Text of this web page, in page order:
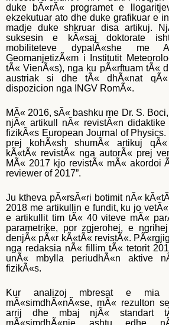
duke bÃ«rÃ« programet e
ekzekutuar ato dhe duke grafikuar e
madje duke shkruar disa artikuj.
suksesin e kÃ«saj doktorate
mobiliteteve dypalÃ«she me
GeomanjetizÃ«m i Institutit
tÃ« VienÃ«s), nga ku pÃ«rftuam tÃ«
austriak si dhe tÃ« dhÃ«nat
dispozicion nga INGV RomÃ«.
MÃ« 2016, sÃ« bashku me Dr. S.
njÃ« artikull nÃ« revistÃ«n
fizikÃ«s European Journal of
prej kohÃ«sh shumÃ« artikuj
kÃ«tÃ« revistÃ« nga autorÃ« prej
MÃ« 2017 kjo revistÃ« mÃ« akordoi
reviewer of 2017”.
Ju ktheva pÃ«rsÃ«ri botimit nÃ«
2018 me artikullin e fundit, ku jo
e artikullit tim tÃ« 40 viteve mÃ«
parametrike, por zgjerohej, e
denjÃ« pÃ«r kÃ«tÃ« revistÃ«.
nga redaksia nÃ« fillim tÃ« tetorit
unÃ« mbylla periudhÃ«n aktive
fizikÃ«s.
Kur analizoj mbresat e mia
mÃ«simdhÃ«nÃ«se, mÃ« rezulton
arrij dhe mbaj njÃ« standart
mÃ«simdhÃ«nie ashtu edhe